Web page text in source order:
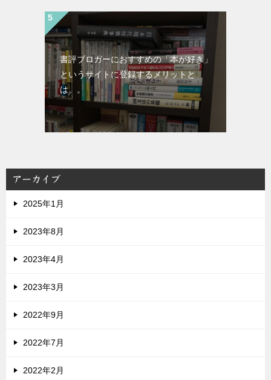
書評ブロガーにおすすめの「本が好き」
というサイトに登録するメリットと
は。。
アーカイブ
2025年1月
2023年8月
2023年4月
2023年3月
2022年9月
2022年7月
2022年2月